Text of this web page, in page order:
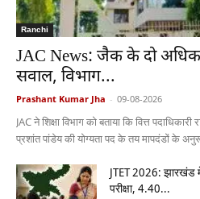
Ranchi
JAC News: जैक के दो
सवाल, विभाग...
Prashant Kumar Jha - 09-08-2026
JAC ने शिक्षा विभाग को बताया कि वित्त
प्रशांत पांडेय की योग्यता पद के तय मापदंडों के
JTET 2026: झारखंड
परीक्षा, 4.40...